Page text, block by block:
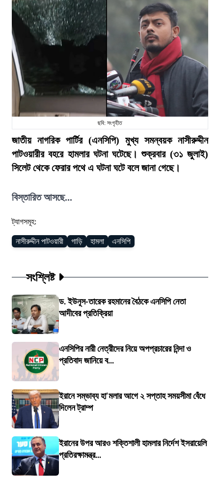
ছবি: সংগৃহীত
জাতীয় নাগরিক পার্টির (এনসিপি) মুখ্য সমন্বয়ক নাসীরুদ্দীন
পাটওয়ারীর বহরে হামলার ঘটনা ঘটেছে। শুক্রবার (৩১ জুলাই)
সিলেট থেকে ফেরার পথে এ ঘটনা ঘটে বলে জানা গেছে।
বিস্তারিত আসছে...
ট্যাগসমূহ:
নাসীরুদ্দীন পাটওয়ারী গাড়ি হামলা এনসিপি
সংশ্লিষ্ট
ড. ইউনূস-তারেক রহমানের বৈঠকে এনসিপি নেতা
আদীবের প্রতিক্রিয়া
এনসিপির নারী নেত্রীদের নিয়ে অপপ্রচারের নিন্দা ও
প্রতিবাদ জানিয়ে ব...
ইরানে সম্ভাব্য হা'মলার আগে ২ সপ্তাহ সময়সীমা বেঁধে
দিলেন ট্রাম্প
ইরানের উপর আরও শক্তিশালী হামলার নির্দেশ ইসরায়েলি
প্রতিরক্ষামন্ত্র...